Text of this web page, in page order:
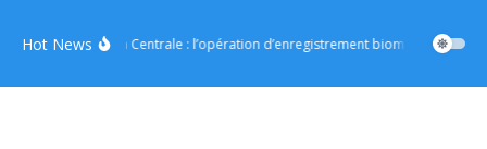
Hot NewsRégion Centrale : l’opération d’enregistrement biométrique